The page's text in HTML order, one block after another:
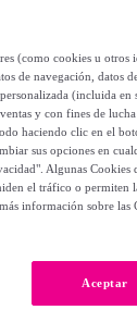
(como cookies u
de navegación, datos
(incluida en
y con fines de
haciendo clic en el
sus opciones en
Algunas Cookies
el tráfico o permiten
información sobre
Aceptar